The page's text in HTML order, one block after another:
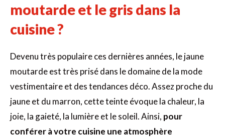
moutarde et le gris dans la
cuisine ?
Devenu très populaire ces dernières années, le jaune
moutarde est très prisé dans le domaine de la mode
vestimentaire et des tendances déco. Assez proche du
jaune et du marron, cette teinte évoque la chaleur, la
joie, la gaieté, la lumière et le soleil. Ainsi, pour
conférer à votre cuisine une atmosphère